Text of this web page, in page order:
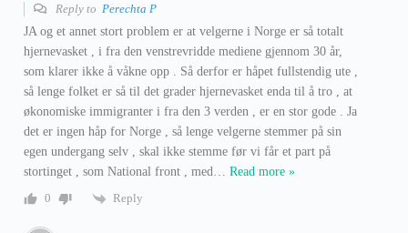
Reply to Perechta P
JA og et annet stort problem er at velgerne i Norge er så totalt
hjernevasket , i fra den venstrevridde mediene gjennom 30 år,
som klarer ikke å våkne opp . Så derfor er håpet fullstendig ute ,
så lenge folket er så til det grader hjernevasket enda til å tro , at
økonomiske immigranter i fra den 3 verden , er en stor gode . Ja
det er ingen håp for Norge , så lenge velgerne stemmer på sin
egen undergang selv , skal ikke stemme før vi får et part på
stortinget , som National front , med
Read more »
0
Reply